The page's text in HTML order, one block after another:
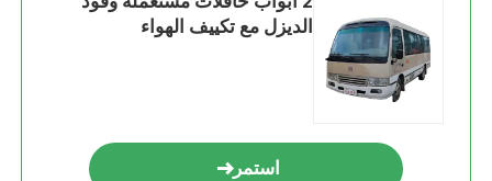
الديزل مع تكييف الهواء
استمر